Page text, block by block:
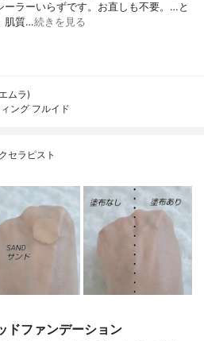
ーラーいらずです。お直しも不要。…と
肌質…続きを見る
ムラ)
ング フルイド
セラピスト
ドファンデーション